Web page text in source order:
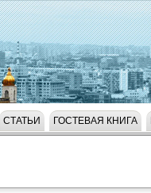
СТАТЬИ ГОСТЕВАЯ КНИГА